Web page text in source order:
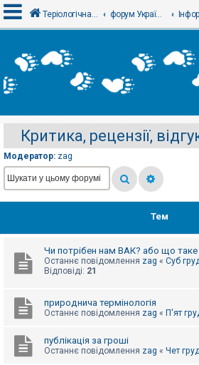
х
і
е
є
с
т
р
а
и
е
д
Теріологічна школа форум Українського теріологічного товариства
Критика, рецензії,
Модератор: zag
Тем
Чи потрібен нам ВАК? або що таке
Останнє повідомлення zag « Суб
Відповіді: 21
природнича термінологія
Останнє повідомлення zag « П'ят
публікація за гроші
Останнє повідомлення zag « Чет